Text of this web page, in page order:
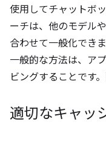
使用してチャットボ
ーチは、他のモデル
合わせて一般化でき
一般的な方法は、ア
ビングすることです
適切なキャッ